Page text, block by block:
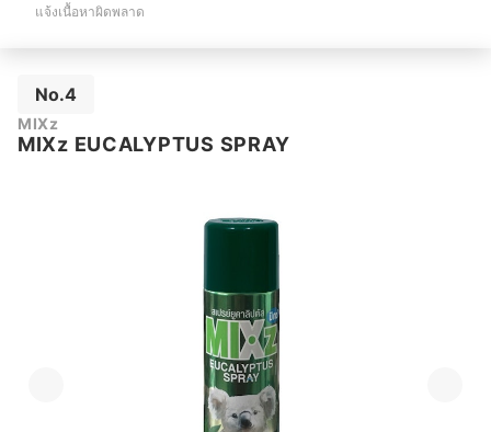
แจ้งเนื้อหาผิดพลาด
No.4
MIXz
MIXz EUCALYPTUS SPRAY